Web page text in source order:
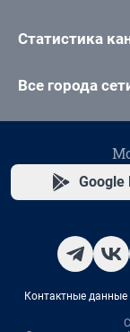
Статистика
Все города
Google
Контактные